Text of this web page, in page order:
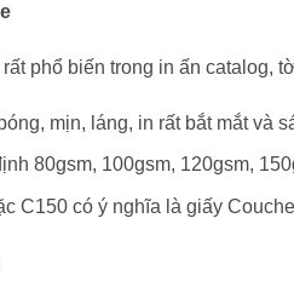
phổ biến trong in ấn catalog,
mịn, láng, in rất bắt mắt và
80gsm, 100gsm, 120gsm,
C150 có ý nghĩa là giấy